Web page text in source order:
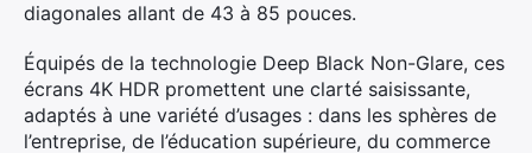
diagonales allant de 43 à 85 pouces.
Équipés de la technologie Deep Black Non-Glare, ces
écrans 4K HDR promettent une clarté saisissante,
adaptés à une variété d’usages : dans les sphères de
l’entreprise, de l’éducation supérieure, du commerce